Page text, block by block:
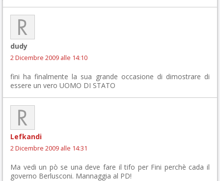
dudy
2 Dicembre 2009 alle 14:10
fini ha finalmente la sua grande occasione di dimostrare di
essere un vero UOMO DI STATO
Lefkandi
2 Dicembre 2009 alle 14:31
Ma vedi un pò se una deve fare il tifo per Fini perchè cada il
governo Berlusconi. Mannaggia al PD!